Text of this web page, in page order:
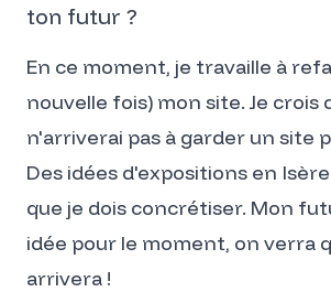
ton futur ?
En ce moment, je travaille à
nouvelle fois) mon site. Je crois
n'arriverai pas à garder un site
Des idées d'expositions en
que je dois concrétiser. Mon
idée pour le moment, on verra
arrivera !